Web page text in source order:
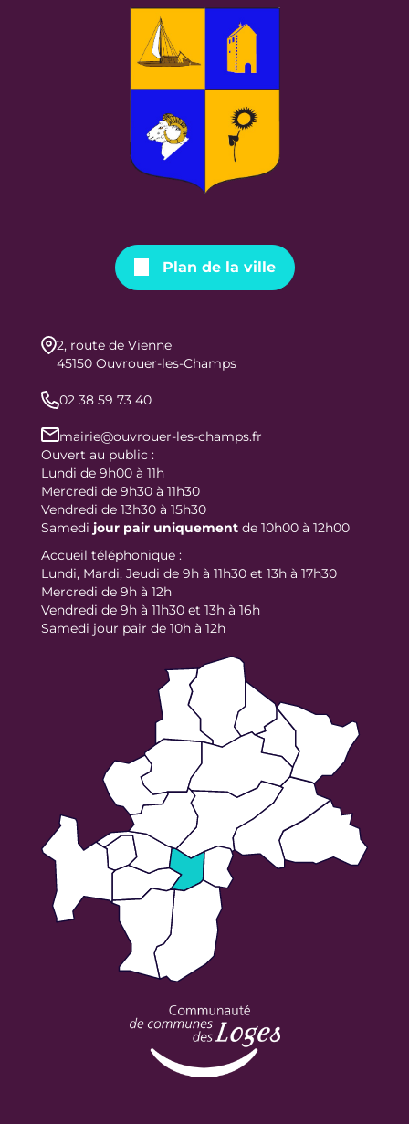
Plan de la ville
2, route de Vienne
45150 Ouvrouer-les-Champs
02 38 59 73 40
mairie@ouvrouer-les-champs.fr
Ouvert au public :
Lundi de 9h00 à 11h
Mercredi de 9h30 à 11h30
Vendredi de 13h30 à 15h30
Samedi jour pair uniquement de 10h00 à 12h00
Accueil téléphonique :
Lundi, Mardi, Jeudi de 9h à 11h30 et 13h à 17h30
Mercredi de 9h à 12h
Vendredi de 9h à 11h30 et 13h à 16h
Samedi jour pair de 10h à 12h